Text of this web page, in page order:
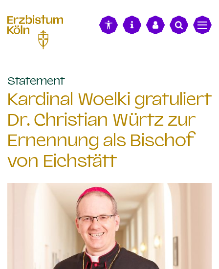
Statement:
Kardinal Woelki gratuliert
Dr. Christian Würtz zur
Ernennung als Bischof
von Eichstätt